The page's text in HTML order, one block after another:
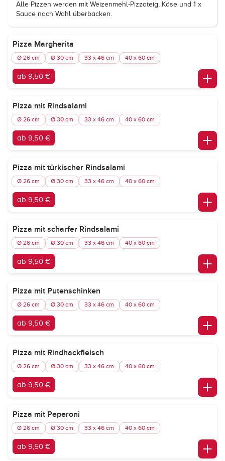
Alle Pizzen werden mit Weizenmehl-Pizzateig, Käse und 1 x
Sauce nach Wahl überbacken.
Pizza Margherita
Ø 26 cm Ø 30 cm 33 x 46 cm 40 x 60 cm
ab 9,50 €
Pizza mit Rindsalami
Ø 26 cm Ø 30 cm 33 x 46 cm 40 x 60 cm
ab 9,50 €
Pizza mit türkischer Rindsalami
Ø 26 cm Ø 30 cm 33 x 46 cm 40 x 60 cm
ab 9,50 €
Pizza mit scharfer Rindsalami
Ø 26 cm Ø 30 cm 33 x 46 cm 40 x 60 cm
ab 9,50 €
Pizza mit Putenschinken
Ø 26 cm Ø 30 cm 33 x 46 cm 40 x 60 cm
ab 9,50 €
Pizza mit Rindhackfleisch
Ø 26 cm Ø 30 cm 33 x 46 cm 40 x 60 cm
ab 9,50 €
Pizza mit Peperoni
Ø 26 cm Ø 30 cm 33 x 46 cm 40 x 60 cm
ab 9,50 €